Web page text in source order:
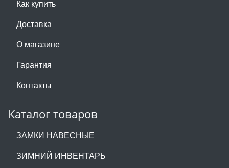
Как купить
Доставка
О магазине
Гарантия
Контакты
Каталог товаров
ЗАМКИ НАВЕСНЫЕ
ЗИМНИЙ ИНВЕНТАРЬ